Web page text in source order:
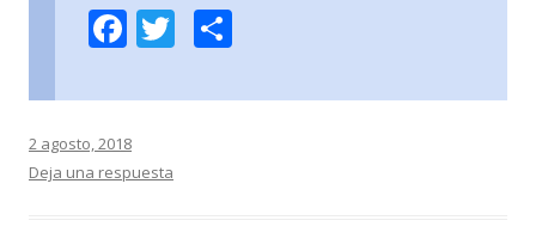
F
ac
e
b
o
T
w
itt m
2 agosto, 2018
Deja una respuesta